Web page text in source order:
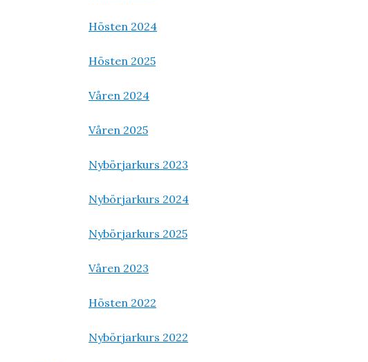
Hösten 2024
Hösten 2025
Våren 2024
Våren 2025
Nybörjarkurs 2023
Nybörjarkurs 2024
Nybörjarkurs 2025
Våren 2023
Hösten 2022
Nybörjarkurs 2022